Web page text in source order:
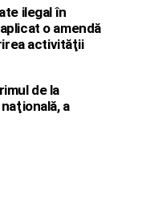
ilegal în
o amendă
activităţii
de la
a